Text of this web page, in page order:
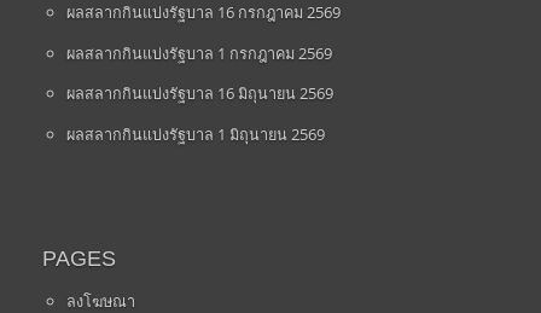
ผลสลากกินแบ่งรัฐบาล 16 กรกฎาคม 2569
ผลสลากกินแบ่งรัฐบาล 1 กรกฎาคม 2569
ผลสลากกินแบ่งรัฐบาล 16 มิถุนายน 2569
ผลสลากกินแบ่งรัฐบาล 1 มิถุนายน 2569
PAGES
ลงโฆษณา